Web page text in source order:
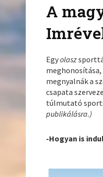
A
Egyolasz
megnyalnák a
csapata
túlmutató
publikálásra.)
-Hogyan is